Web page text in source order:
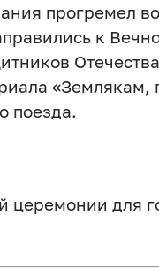
прогремел
к
«Землякам,
поезда.
церемонии для